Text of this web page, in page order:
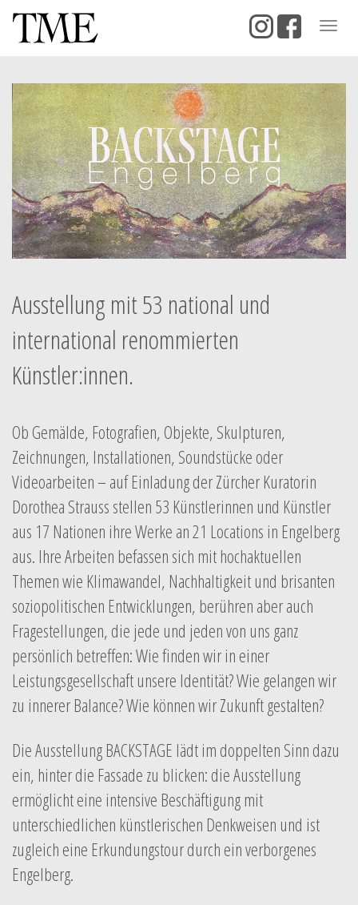
Ausstellung mit 53 national und
international renommierten
Künstler:innen.
Ob Gemälde, Fotografien, Objekte, Skulpturen,
Zeichnungen, Installationen, Soundstücke oder
Videoarbeiten – auf Einladung der Zürcher Kuratorin
Dorothea Strauss stellen 53 Künstlerinnen und Künstler
aus 17 Nationen ihre Werke an 21 Locations in Engelberg
aus. Ihre Arbeiten befassen sich mit hochaktuellen
Themen wie Klimawandel, Nachhaltigkeit und brisanten
soziopolitischen Entwicklungen, berühren aber auch
Fragestellungen, die jede und jeden von uns ganz
persönlich betreffen: Wie finden wir in einer
Leistungsgesellschaft unsere Identität? Wie gelangen wir
zu innerer Balance? Wie können wir Zukunft gestalten?
Die Ausstellung BACKSTAGE lädt im doppelten Sinn dazu
ein, hinter die Fassade zu blicken: die Ausstellung
ermöglicht eine intensive Beschäftigung mit
unterschiedlichen künstlerischen Denkweisen und ist
zugleich eine Erkundungstour durch ein verborgenes
Engelberg.